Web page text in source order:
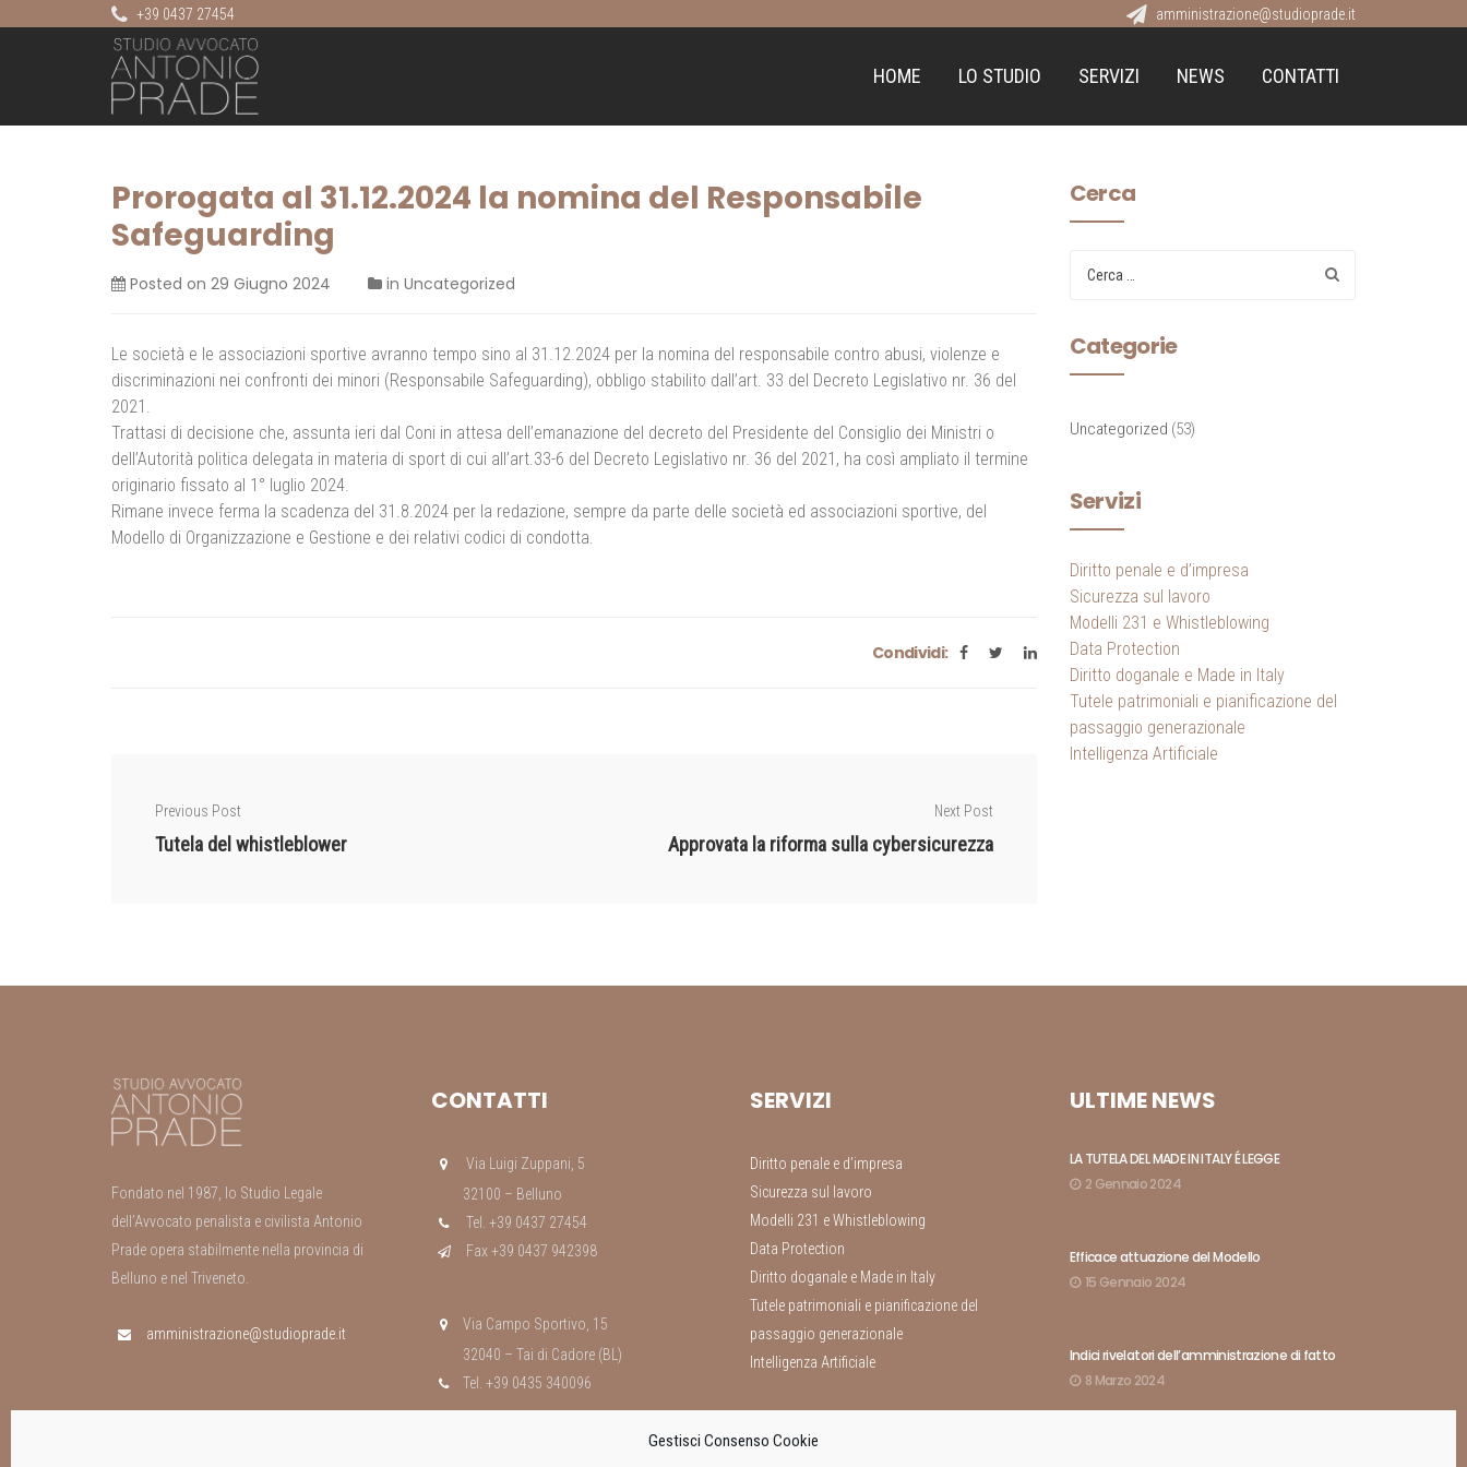
Gestisci Consenso Cookie
+39 0437 27454 amministrazione@studioprade.it
HOME LO STUDIO SERVIZI NEWS CONTATTI
Prorogata al 31.12.2024 la nomina del Responsabile
Safeguarding
Posted on 29 Giugno 2024 in Uncategorized
Le società e le associazioni sportive avranno tempo sino al 31.12.2024 per la nomina del responsabile contro abusi, violenze e
discriminazioni nei confronti dei minori (Responsabile Safeguarding), obbligo stabilito dall’art. 33 del Decreto Legislativo nr. 36 del
2021.
Trattasi di decisione che, assunta ieri dal Coni in attesa dell’emanazione del decreto del Presidente del Consiglio dei Ministri o
dell’Autorità politica delegata in materia di sport di cui all’art.33-6 del Decreto Legislativo nr. 36 del 2021, ha così ampliato il termine
originario fissato al 1° luglio 2024.
Rimane invece ferma la scadenza del 31.8.2024 per la redazione, sempre da parte delle società ed associazioni sportive, del
Modello di Organizzazione e Gestione e dei relativi codici di condotta.
Condividi:
Previous Post
Tutela del whistleblower
Next Post
Approvata la riforma sulla cybersicurezza
Cerca
Categorie
Uncategorized (53)
Servizi
Diritto penale e d’impresa
Sicurezza sul lavoro
Modelli 231 e Whistleblowing
Data Protection
Diritto doganale e Made in Italy
Tutele patrimoniali e pianificazione del
passaggio generazionale
Intelligenza Artificiale
Fondato nel 1987, lo Studio Legale
dell’Avvocato penalista e civilista Antonio
Prade opera stabilmente nella provincia di
Belluno e nel Triveneto.
amministrazione@studioprade.it
CONTATTI
Via Luigi Zuppani, 5
32100 – Belluno
Tel. +39 0437 27454
Fax +39 0437 942398
Via Campo Sportivo, 15
32040 – Tai di Cadore (BL)
Tel. +39 0435 340096
SERVIZI
Diritto penale e d’impresa
Sicurezza sul lavoro
Modelli 231 e Whistleblowing
Data Protection
Diritto doganale e Made in Italy
Tutele patrimoniali e pianificazione del
passaggio generazionale
Intelligenza Artificiale
ULTIME NEWS
LA TUTELA DEL MADE IN ITALY É LEGGE
2 Gennaio 2024
Efficace attuazione del Modello
15 Gennaio 2024
Indici rivelatori dell’amministrazione di fatto
8 Marzo 2024